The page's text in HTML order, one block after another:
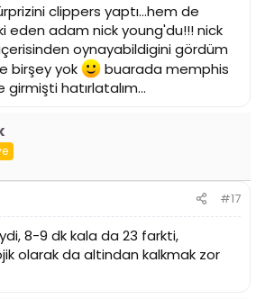
clippers yaptı...hem de
eden adam nick young'du!!! nick
oynayabildigini gördüm
birşey yok
buarada memphis
hatırlatalım...
#17
8-9 dk kala da 23 farkti,
olarak da altindan kalkmak zor